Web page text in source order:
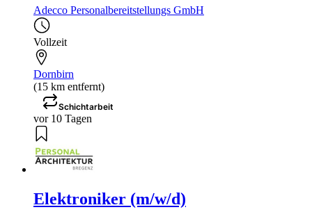
Adecco Personalbereitstellungs GmbH
Vollzeit
Dornbirn
(15 km entfernt)
Schichtarbeit
vor 10 Tagen
Elektroniker (m/w/d)